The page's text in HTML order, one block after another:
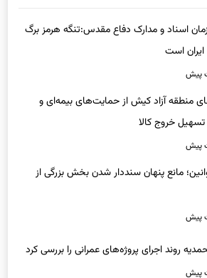
اسناد و مدارک دفاع مقدس:تنگه هرمز برگ
ایران است
منطقه آزاد کیش از حمایت‌های بیمه‌ای و
تسهیل خروج کالا
مانع پنهان سنددار شدن بخش بزرگی از